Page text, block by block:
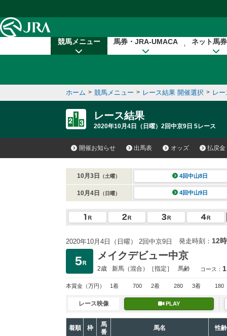
競馬メニュー 馬券・JRA-UMACA ネット馬
ホーム > 競馬メニュー > レース結果 開催選択 > レ
レース結果
2020年10月4日（日曜）2回中京9日 5レース
開催お知らせ 出馬表 オッズ 払戻金
10月3日 （土曜） 4回中山8日
10月4日 （日曜） 4回中山9日
2020年10月4日（日曜） 2回中京9日 発走時刻： 12
メイクデビュー中京
2歳 新馬 （混合）［指定］ 馬齢 コース：
本賞金 （万円） 1着 700 2着 280 3着 180
レース映像 PLAY
着順 枠
馬
番
馬名 性齢